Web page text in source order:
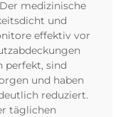
medizinische
und
effektiv vor
perfekt, sind
und haben
reduziert.
täglichen